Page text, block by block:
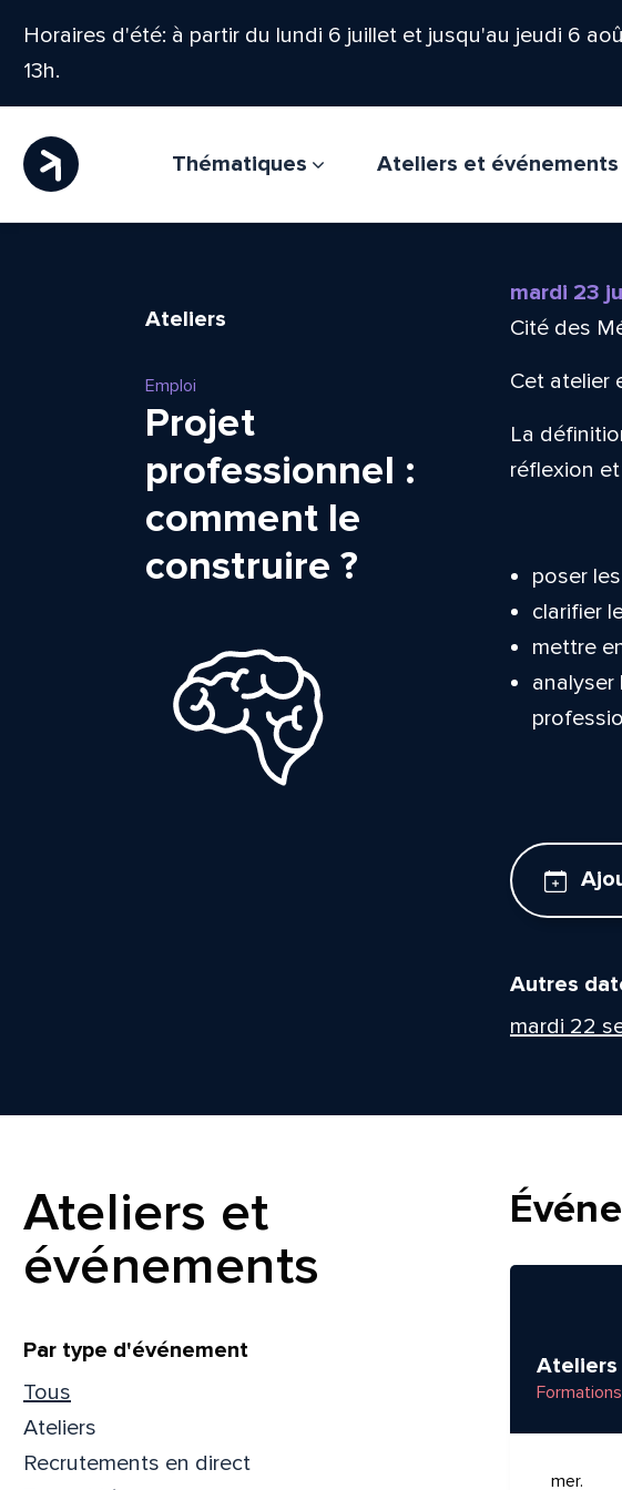
Horaires d'été: à partir du lundi 6 juillet et jusqu'au jeudi 6
13h.
Thématiques Ateliers et événements
Ateliers
Emploi
Projet
professionnel :
comment le
construire ?
mardi 23
Cité des
Cet atelier
La
réflexion
poser
clarifier
mettre
Autres
mardi 22
Ateliers et
événements
Filtrer
Par type d'événement
Tous
Ateliers
Recrutements en direct
Ateliers
mer.